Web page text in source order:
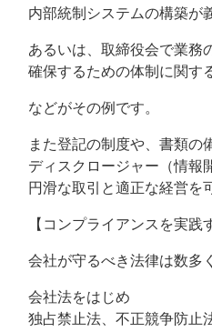
内部統制システムの構築が
あるいは、取締役会で業務
確保するための体制に関す
などがその例です。
また登記の制度や、書類の
ディスクロージャー（情報
円滑な取引と適正な経営を
【コンプライアンスを実践
会社が守るべき法律は数多
会社法をはじめ
独占禁止法、不正競争防止